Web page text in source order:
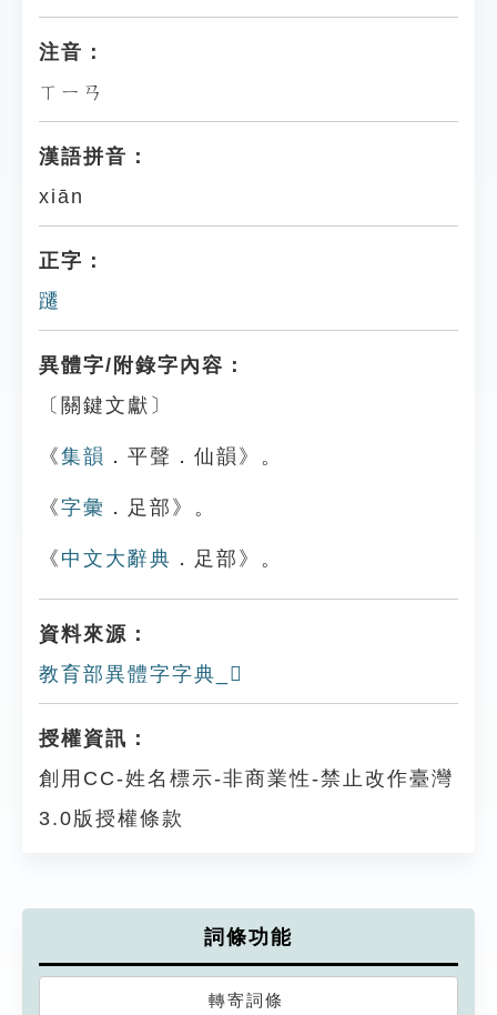
注音：
ㄒㄧㄢ
漢語拼音：
xiān
正字：
躚
異體字/附錄字內容：
〔關鍵文獻〕
《集韻 ．平聲．仙韻》。
《字彙 ．足部》。
《 中文大辭典 ．足部》。
資料來源：
教育部異體字字典_𨇤
授權資訊：
創用CC-姓名標示-非商業性-禁止改作臺灣
3.0版授權條款
詞條功能
轉寄詞條